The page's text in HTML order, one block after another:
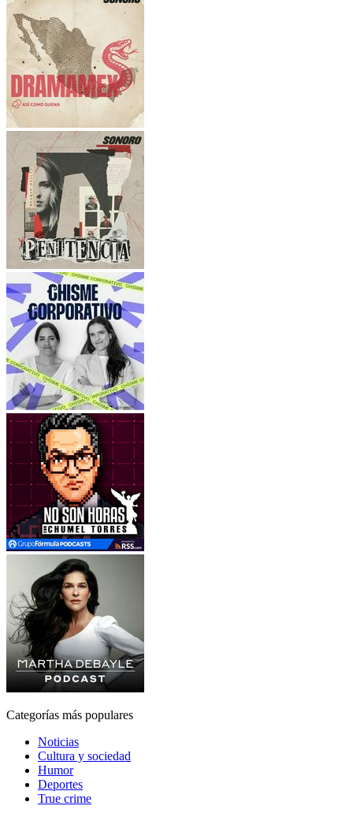
Categorías más populares
Noticias
Cultura y sociedad
Humor
Deportes
True crime